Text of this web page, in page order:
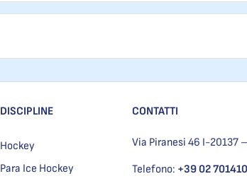
DISCIPLINE
Hockey
Para Ice Hockey
CONTATTI
Via Piranesi 46 I-20137
Telefono: +39 02